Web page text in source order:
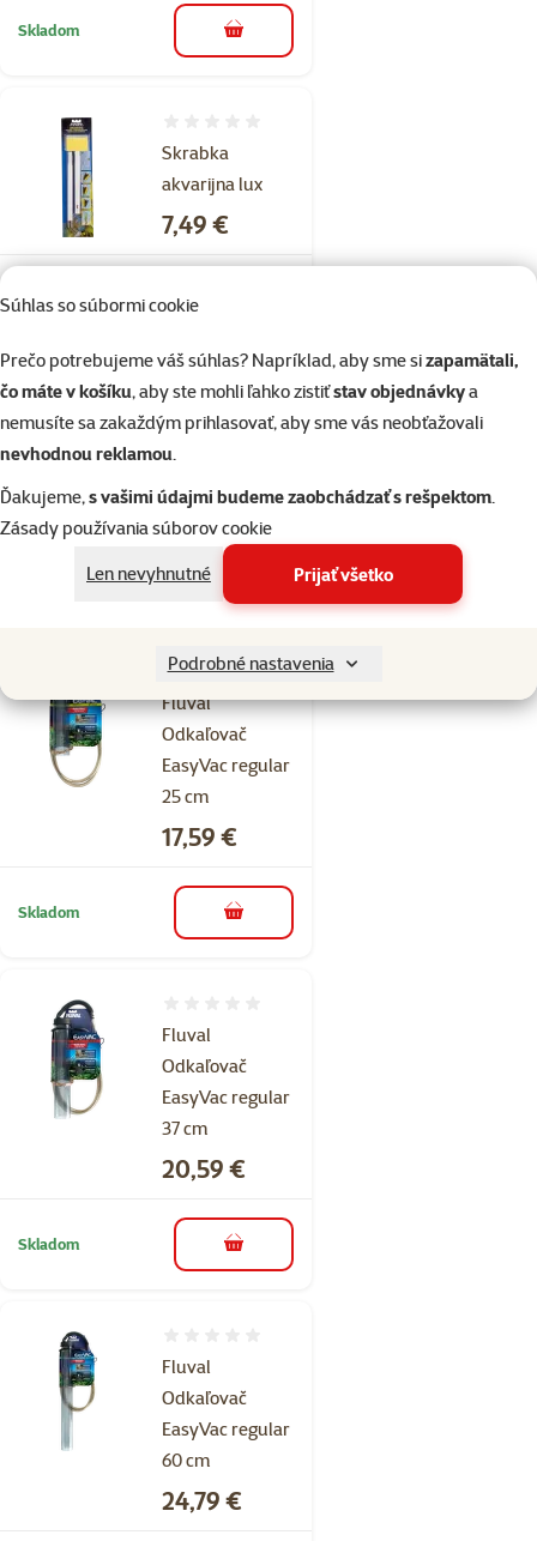
Súhlas so súbormi cookie
Prečo potrebujeme váš súhlas? Napríklad, aby sme sizapamätali,
čo máte v košíku, aby ste mohli ľahko zistiťstav objednávkya
nemusíte sa zakaždým prihlasovať, aby sme vás neobťažovali
nevhodnou reklamou.
Ďakujeme,s vašimi údajmi budeme zaobchádzať s rešpektom.
Zásady používania súborov cookie
Len nevyhnutné
Prijať všetko
Podrobné nastavenia
Skladom do košíka
Skrabka
akvarijna lux
Cena
7,49 €
Skladom
Fluval Odkaľovač
EasyVac mini
Hodnotenie 100%, počet hodnotení: 1
1×
hodnotenie
Cena
10,29 €
do košíka
Fluval
Odkaľovač
EasyVac regular
25 cm
Hodnotenie 0%
Cena
17,59 €
Skladom do košíka
Fluval
Odkaľovač
EasyVac regular
37 cm
Cena
20,59 €
Skladom do košíka
Fluval
Odkaľovač
EasyVac regular
60 cm
Cena
24,79 €